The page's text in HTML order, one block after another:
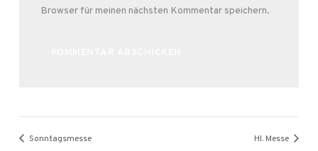
Browser für meinen nächsten Kommentar speichern.
Sonntagsmesse Hl. Messe